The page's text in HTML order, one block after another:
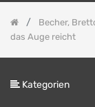
Becher,
das Auge reicht
Kategorien
Magnete
und
Mousepads